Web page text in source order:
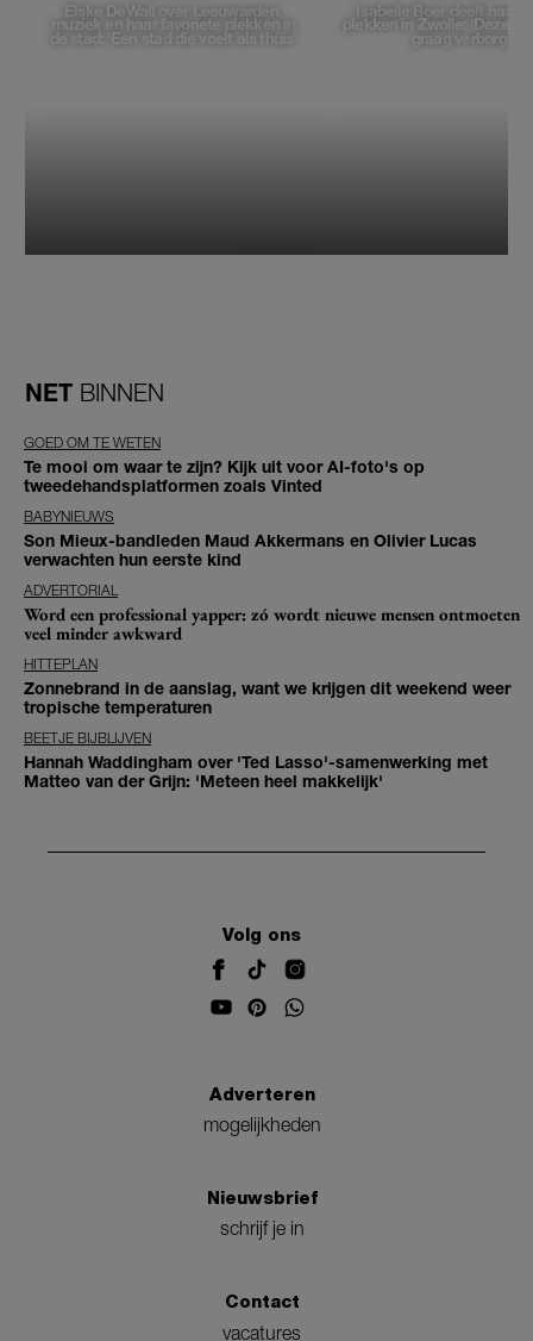
Elske DeWall over Leeuwarden,
muziek en haar favoriete plekken in
de stad: 'Een stad die voelt als thuis'
Isabelle Boer deelt haar
plekken in Zwolle: 'Deze
graag verborgen'
NET BINNEN
GOED OM TE WETEN
Te mooi om waar te zijn? Kijk uit voor AI-foto's op
tweedehandsplatformen zoals Vinted
BABYNIEUWS
Son Mieux-bandleden Maud Akkermans en Olivier Lucas
verwachten hun eerste kind
ADVERTORIAL
Word een professional yapper: zó wordt nieuwe mensen ontmoeten
veel minder awkward
HITTEPLAN
Zonnebrand in de aanslag, want we krijgen dit weekend weer
tropische temperaturen
BEETJE BIJBLIJVEN
Hannah Waddingham over 'Ted Lasso'-samenwerking met
Matteo van der Grijn: 'Meteen heel makkelijk'
Volg ons
Adverteren
mogelijkheden
Nieuwsbrief
schrijf je in
Contact
vacatures